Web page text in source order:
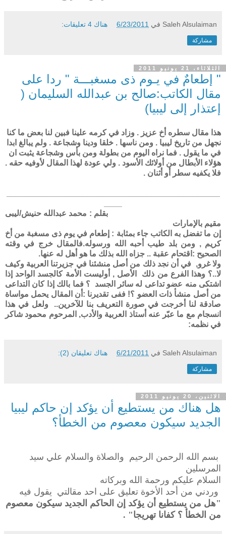
Saleh Alsulaiman في 6/23/2011 هناك 4 تعليقات:
مشاركة
الثلاثاء، 21 يونيو 2011
" إطعامٌ في يـوم ذى مسغبـــة " ردا على
مقال الكاتب:صالح بن عبدالله السليمان (
إعتذار إلى ليبيا)
هذا مقال سطره أخ عزيز . وزاد في كرمه علينا فبين لنا بعض ما كنا
نجهل من تاريخ ليبيا . ومن ناسها . خلقا ودينا وشجاعة . ولم يبالغ ابدا
في ما يقول . فما نراه اليوم من بطولة ومن بأس وشجاعة يثبت ان
هؤلاء الأبطال من أولائك الأسود . ولي عودة لهذا المقال لأوفيه حقه .
فلا يكفيه سطر أو أثنان .
بقلم : محمد عبدالله حنيش/ليبى
مقيم بالإمارات
إن ما تفضل به الكاتب جاء بمثابة : إطعام في يوم ذى مسغبة من أخ
كريم , ومن بلد طيب أحبه الله ورسوله.فالمقال خرج في وقته
الصحيح :اقتحام عقبة .. جزاه الله بذلك ما هو أهل له عنها.
ولا غرو, في أن نجد ذلك من أصل منشئنا في جزيرتنا العربية وكيف
لا..؟ وهذا الفرع من ذلك
الأصل , أوليست الأمة كالجسد الواحد إذا
اشتكى منه عضو تداعى له سائر الجسد ؟ فما بالك إذا كان التداعى
من أصل منشأ ذات العضو ؟! ففى تقديرنا :أن المقال يحمل مواساة
صادقة لنا أخرجت في صورة التعريف بنا للآخرين.. ولعل في هذا
انسجام مع ما عبّر عنه أستاذ العربية والأدب, المرحوم محمود شاكر
في نظمه:
Saleh Alsulaiman في 6/21/2011 هناك تعليقان (2):
مشاركة
الاثنين، 20 يونيو 2011
هل هناك من يستطيع أن يؤكد إن حاكم ليبيا
الجديد سيكون معصوم من الخطأ؟
بسم الله الرحمن الرحيم والصلاة والسلام علي سيد
المرسلين
السلام عليكم ورحمة الله وبركاته
وردني من أحد الأخوة تعليق على احد مقالتي يقول فيه
"هل من يستطيع أن يؤكد إن الحاكم الجديد سيكون معصوم
من الخطأ ؟ كفانا تهريجا" .